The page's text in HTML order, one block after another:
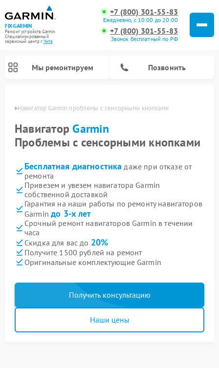
FIX-GARMIN
Ремонт устройств Garmin
Специализированный
cервисный центр г.Чита
+7 (800) 301-55-83
Ежедневно, с 10:00 до 20:00
+7 (800) 301-55-83
Звонок бесплатный по РФ
Мы ремонтируем Позвонить
Навигатор Garmin проблемы с сенсорными кнопками
Навигатор Garmin
Проблемы с сенсорными кнопками
Бесплатная диагностика даже при отказе от
ремонта
Привезем и увезем навигатора Garmin
собственной доставкой
Гарантия на наши работы по ремонту навигаторов
Garminдо 3-х лет
Срочный ремонт навигаторов Garmin в течении
часа
Скидка для вас до 20%
Получите 1500 рублей на ремонт
Оригинальные комплектующие Garmin
Получить консультацию
Наши цены